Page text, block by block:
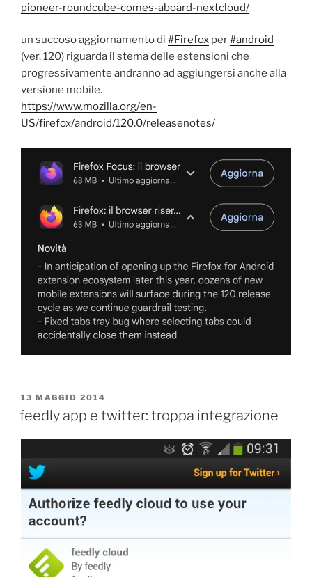
pioneer-roundcube-comes-aboard-nextcloud/
un succoso aggiornamento di #Firefox per#android
(ver. 120) riguarda il stema delle estensioni che
progressivamente andranno ad aggiungersi anche alla
versione mobile.
https://www.mozilla.org/en-
US/firefox/android/120.0/releasenotes/
PUBBLICATO
IL
13 MAGGIO 2014
feedly app e twitter: troppa integrazione